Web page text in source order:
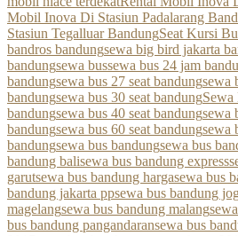
Mobil Inova Di Stasiun Padalarang
Stasiun Tegalluar BandungSeat Kursi
bandros bandungsewa big bird jakarta
bandungsewa bussewa bus 24 jam
bandungsewa bus 27 seat bandungsewa
bandungsewa bus 30 seat bandungSewa
bandungsewa bus 40 seat bandungsewa
bandungsewa bus 60 seat bandungsewa
bandungsewa bus bandungsewa bus
bandung balisewa bus bandung express
garutsewa bus bandung hargasewa bus
bandung jakarta ppsewa bus bandung
magelangsewa bus bandung malang
bus bandung pangandaransewa bus